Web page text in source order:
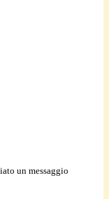
un messaggio